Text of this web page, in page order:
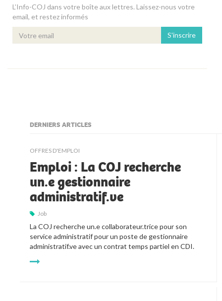
L’Info-COJ dans votre boîte aux lettres. Laissez-nous votre
email, et restez informés
S'inscrire
DERNIERS ARTICLES
OFFRES D'EMPLOI
Emploi : La COJ recherche
un.e gestionnaire
administratif.ve
Job
La COJ recherche un.e collaborateur.trice pour son
service administratif pour un poste de gestionnaire
administratif.ve avec un contrat temps partiel en CDI.